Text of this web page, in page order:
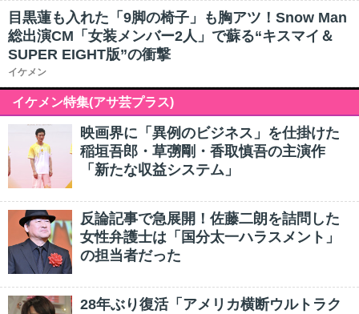
目黒蓮も入れた「9脚の椅子」も胸アツ！Snow Man
総出演CM「女装メンバー2人」で蘇る“キスマイ＆
SUPER EIGHT版”の衝撃
イケメン
イケメン特集(アサ芸プラス)
映画界に「異例のビジネス」を仕掛けた
稲垣吾郎・草彅剛・香取慎吾の主演作
「新たな収益システム」
反論記事で急展開！佐藤二朗を詰問した
女性弁護士は「国分太一ハラスメント」
の担当者だった
28年ぶり復活「アメリカ横断ウルトラク